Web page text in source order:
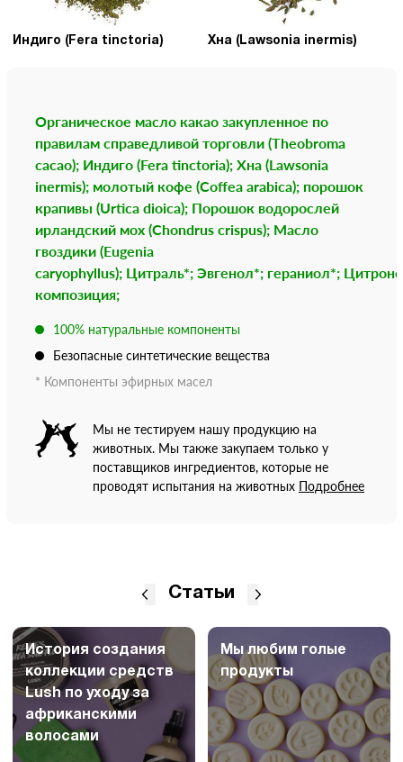
Индиго (Fera tinctoria) Хна (Lawsonia inermis)
Органическое масло какао закупленное по
правилам справедливой торговли (Theobroma
cacao); Индиго (Fera tinctoria); Хна (Lawsonia
inermis); молотый кофе (Coffea arabica); порошок
крапивы (Urtica dioica); Порошок водорослей
ирландский мох (Chondrus crispus); Масло
гвоздики (Eugenia
caryophyllus); Цитраль*; Эвгенол*; гераниол*;
композиция;
100% натуральные компоненты
Безопасные синтетические вещества
* Компоненты эфирных масел
Мы не тестируем нашу продукцию на
животных. Мы также закупаем только у
поставщиков ингредиентов, которые не
проводят испытания на животных Подробнее
Статьи
История создания
коллекции средств
Lush по уходу за
африканскими
волосами
Мы любим голые
продукты